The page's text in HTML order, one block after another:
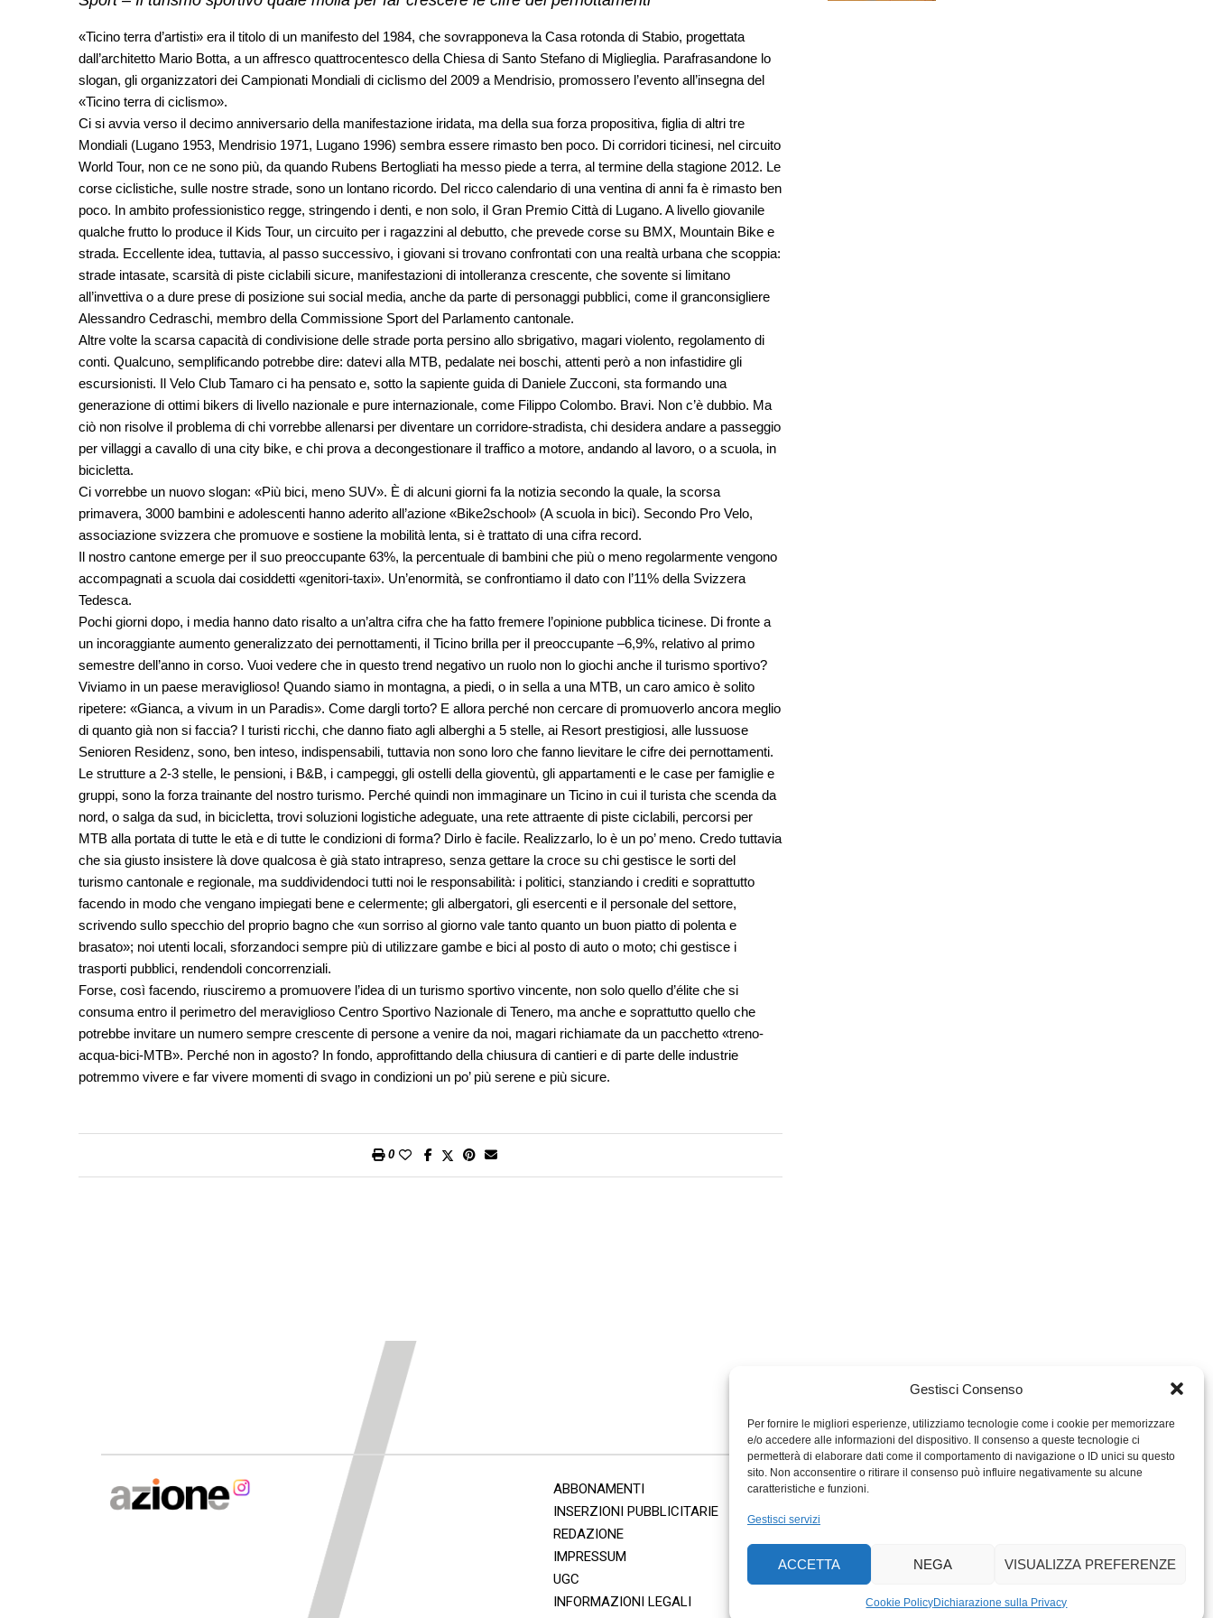
Gestisci Consenso
Per fornire le migliori esperienze, utilizziamo tecnologie come i cookie per memorizzare
e/o accedere alle informazioni del dispositivo. Il consenso a queste tecnologie ci
permetterà di elaborare dati come il comportamento di navigazione o ID unici su questo
sito. Non acconsentire o ritirare il consenso può influire negativamente su alcune
caratteristiche e funzioni.
Gestisci servizi
ACCETTA NEGA VISUALIZZA PREFERENZE
Cookie PolicyDichiarazione sulla Privacy
«Ticino terra d’artisti» era il titolo di un manifesto del 1984, che sovrapponeva la Casa rotonda di Stabio, progettata
dall’architetto Mario Botta, a un affresco quattrocentesco della Chiesa di Santo Stefano di Miglieglia. Parafrasandone lo
slogan, gli organizzatori dei Campionati Mondiali di ciclismo del 2009 a Mendrisio, promossero l’evento all’insegna del
«Ticino terra di ciclismo».
Ci si avvia verso il decimo anniversario della manifestazione iridata, ma della sua forza propositiva, figlia di altri tre
Mondiali (Lugano 1953, Mendrisio 1971, Lugano 1996) sembra essere rimasto ben poco. Di corridori ticinesi, nel circuito
World Tour, non ce ne sono più, da quando Rubens Bertogliati ha messo piede a terra, al termine della stagione 2012. Le
corse ciclistiche, sulle nostre strade, sono un lontano ricordo. Del ricco calendario di una ventina di anni fa è rimasto ben
poco. In ambito professionistico regge, stringendo i denti, e non solo, il Gran Premio Città di Lugano. A livello giovanile
qualche frutto lo produce il Kids Tour, un circuito per i ragazzini al debutto, che prevede corse su BMX, Mountain Bike e
strada. Eccellente idea, tuttavia, al passo successivo, i giovani si trovano confrontati con una realtà urbana che scoppia:
strade intasate, scarsità di piste ciclabili sicure, manifestazioni di intolleranza crescente, che sovente si limitano
all’invettiva o a dure prese di posizione sui social media, anche da parte di personaggi pubblici, come il granconsigliere
Alessandro Cedraschi, membro della Commissione Sport del Parlamento cantonale.
Altre volte la scarsa capacità di condivisione delle strade porta persino allo sbrigativo, magari violento, regolamento di
conti. Qualcuno, semplificando potrebbe dire: datevi alla MTB, pedalate nei boschi, attenti però a non infastidire gli
escursionisti. Il Velo Club Tamaro ci ha pensato e, sotto la sapiente guida di Daniele Zucconi, sta formando una
generazione di ottimi bikers di livello nazionale e pure internazionale, come Filippo Colombo. Bravi. Non c’è dubbio. Ma
ciò non risolve il problema di chi vorrebbe allenarsi per diventare un corridore-stradista, chi desidera andare a passeggio
per villaggi a cavallo di una city bike, e chi prova a decongestionare il traffico a motore, andando al lavoro, o a scuola, in
bicicletta.
Ci vorrebbe un nuovo slogan: «Più bici, meno SUV». È di alcuni giorni fa la notizia secondo la quale, la scorsa
primavera, 3000 bambini e adolescenti hanno aderito all’azione «Bike2school» (A scuola in bici). Secondo Pro Velo,
associazione svizzera che promuove e sostiene la mobilità lenta, si è trattato di una cifra record.
Il nostro cantone emerge per il suo preoccupante 63%, la percentuale di bambini che più o meno regolarmente vengono
accompagnati a scuola dai cosiddetti «genitori-taxi». Un’enormità, se confrontiamo il dato con l’11% della Svizzera
Tedesca.
Pochi giorni dopo, i media hanno dato risalto a un’altra cifra che ha fatto fremere l’opinione pubblica ticinese. Di fronte a
un incoraggiante aumento generalizzato dei pernottamenti, il Ticino brilla per il preoccupante –6,9%, relativo al primo
semestre dell’anno in corso. Vuoi vedere che in questo trend negativo un ruolo non lo giochi anche il turismo sportivo?
Viviamo in un paese meraviglioso! Quando siamo in montagna, a piedi, o in sella a una MTB, un caro amico è solito
ripetere: «Gianca, a vivum in un Paradis». Come dargli torto? E allora perché non cercare di promuoverlo ancora meglio
di quanto già non si faccia? I turisti ricchi, che danno fiato agli alberghi a 5 stelle, ai Resort prestigiosi, alle lussuose
Senioren Residenz, sono, ben inteso, indispensabili, tuttavia non sono loro che fanno lievitare le cifre dei pernottamenti.
Le strutture a 2-3 stelle, le pensioni, i B&B, i campeggi, gli ostelli della gioventù, gli appartamenti e le case per famiglie e
gruppi, sono la forza trainante del nostro turismo. Perché quindi non immaginare un Ticino in cui il turista che scenda da
nord, o salga da sud, in bicicletta, trovi soluzioni logistiche adeguate, una rete attraente di piste ciclabili, percorsi per
MTB alla portata di tutte le età e di tutte le condizioni di forma? Dirlo è facile. Realizzarlo, lo è un po’ meno. Credo tuttavia
che sia giusto insistere là dove qualcosa è già stato intrapreso, senza gettare la croce su chi gestisce le sorti del
turismo cantonale e regionale, ma suddividendoci tutti noi le responsabilità: i politici, stanziando i crediti e soprattutto
facendo in modo che vengano impiegati bene e celermente; gli albergatori, gli esercenti e il personale del settore,
scrivendo sullo specchio del proprio bagno che «un sorriso al giorno vale tanto quanto un buon piatto di polenta e
brasato»; noi utenti locali, sforzandoci sempre più di utilizzare gambe e bici al posto di auto o moto; chi gestisce i
trasporti pubblici, rendendoli concorrenziali.
Forse, così facendo, riusciremo a promuovere l’idea di un turismo sportivo vincente, non solo quello d’élite che si
consuma entro il perimetro del meraviglioso Centro Sportivo Nazionale di Tenero, ma anche e soprattutto quello che
potrebbe invitare un numero sempre crescente di persone a venire da noi, magari richiamate da un pacchetto «treno-
acqua-bici-MTB». Perché non in agosto? In fondo, approfittando della chiusura di cantieri e di parte delle industrie
potremmo vivere e far vivere momenti di svago in condizioni un po’ più serene e più sicure.
0
ABBONAMENTI
INSERZIONI PUBBLICITARIE
REDAZIONE
IMPRESSUM
UGC
INFORMAZIONI LEGALI
MIGROS TICINO
PERCENTO CULTURALE
MIGROS TICINO
ACTIV FITNESS TICINO